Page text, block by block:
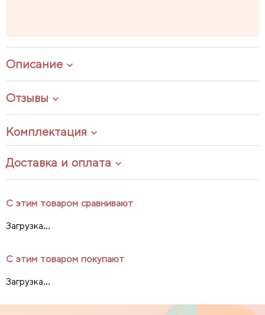
Описание
Отзывы
Комплектация
Доставка и оплата
С этим товаром сравнивают
Загрузка...
С этим товаром покупают
Загрузка...